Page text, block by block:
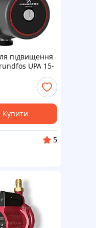
підвищення
UPA 15-
Купити
5